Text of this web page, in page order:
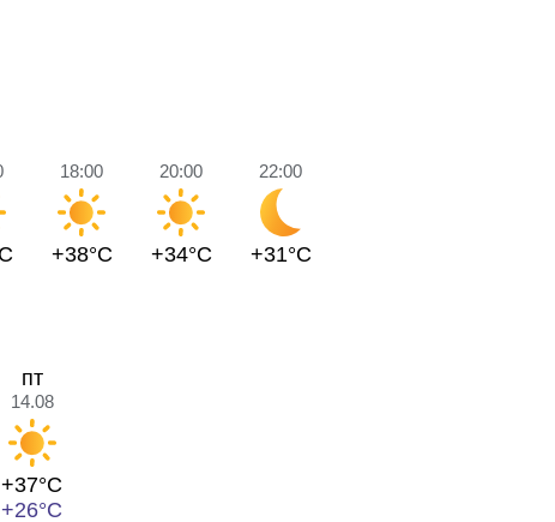
18:00
+38°C
20:00
+34°C
22:00
+31°C
пт
14.08
+37°C
+26°C